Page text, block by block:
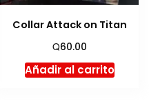
Collar Attack on Titan
Q60.00
Añadir al carrito